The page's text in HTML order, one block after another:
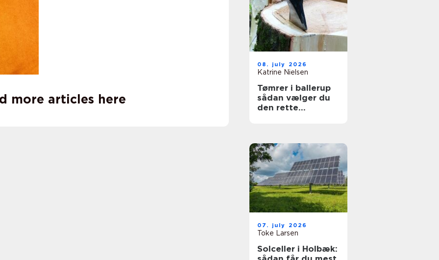
more articles here
08. july 2026
Katrine Nielsen
Tømrer i ballerup
sådan vælger du
den rette
07. july 2026
Toke Larsen
Solceller i Holbæk: